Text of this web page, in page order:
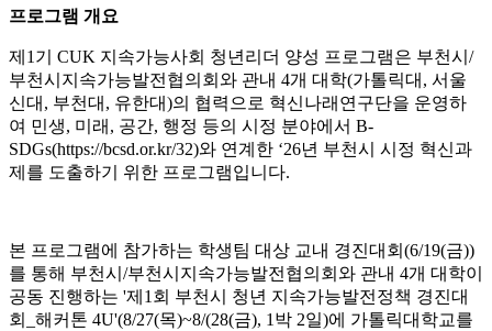
프로그램 개요
제 1 기 CUK 지속가능사회 청년리더 양성 프로그램은 부천시 /
부천시지속가능발전협의회와 관내 4개 대학(가톨릭대 , 서울
신대 , 부천대 , 유한대)의 협력으로 혁신나래연구단을 운영하
여 민생, 미래 , 공간, 행정 등의 시정 분야에서 B-
SDGs(https://bcsd.or.kr/32)와 연계한 ‘26년 부천시 시정 혁신과
제를 도출하기 위한 프로그램입니다.
본 프로그램에 참가하는 학생팀 대상 교내 경진대회 (6/19(금))
를 통해 부천시 /부천시지속가능발전협의회와 관내 4개 대학이
공동 진행하는 '제 1 회 부천시 청년 지속가능발전정책 경진대
회
해커톤 4U'(8/27(목)~8/(28(금), 1 박 2일)에 가톨릭대학교를